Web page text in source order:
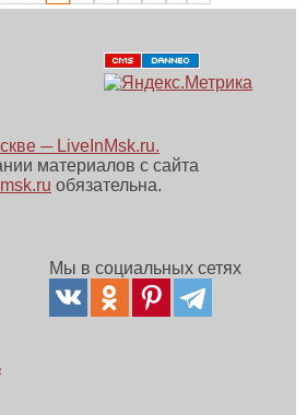
─ LiveInMsk.ru.
материалов с сайта
обязательна.
Мы в социальных сетях